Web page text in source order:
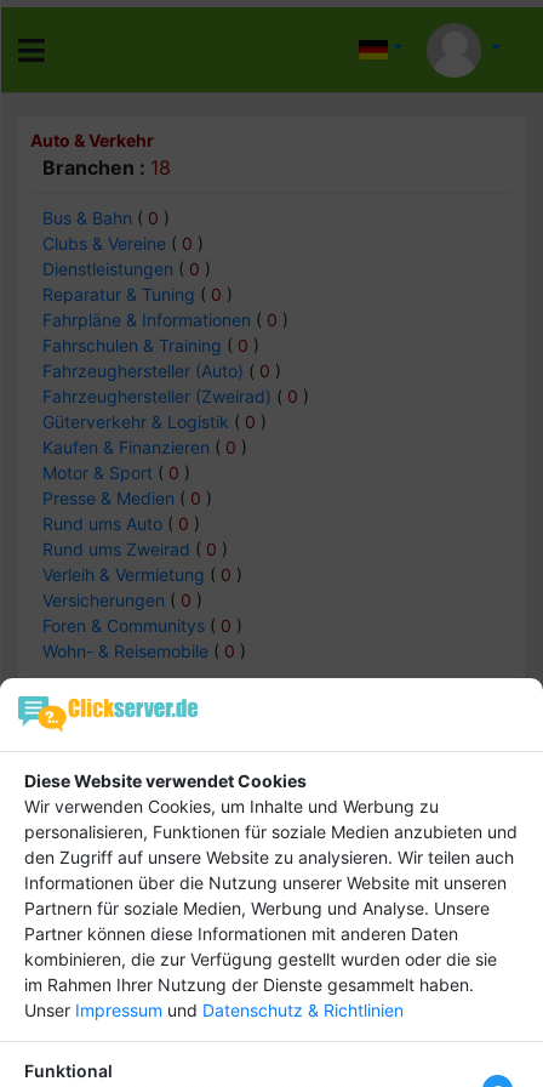
Auto & Verkehr
Branchen : 18
Bus & Bahn ( 0 )
Clubs & Vereine ( 0 )
Dienstleistungen ( 0 )
Reparatur & Tuning ( 0 )
Fahrpläne & Informationen ( 0 )
Fahrschulen & Training ( 0 )
Fahrzeughersteller (Auto) ( 0 )
Fahrzeughersteller (Zweirad) ( 0 )
Güterverkehr & Logistik ( 0 )
Kaufen & Finanzieren ( 0 )
Motor & Sport ( 0 )
Presse & Medien ( 0 )
Rund ums Auto ( 0 )
Rund ums Zweirad ( 0 )
Verleih & Vermietung ( 0 )
Versicherungen ( 0 )
Foren & Communitys ( 0 )
Wohn- & Reisemobile ( 0 )
Auto & Verkehr -> Versicherungen
Einträge :0
keine Daten
Tipp
Hebe dich ab von
anderen ab und bringe
Diese Website verwendet Cookies
Wir verwenden Cookies, um Inhalte und Werbung zu
personalisieren, Funktionen für soziale Medien anzubieten und
den Zugriff auf unsere Website zu analysieren. Wir teilen auch
Informationen über die Nutzung unserer Website mit unseren
Partnern für soziale Medien, Werbung und Analyse. Unsere
Partner können diese Informationen mit anderen Daten
kombinieren, die zur Verfügung gestellt wurden oder die sie
im Rahmen Ihrer Nutzung der Dienste gesammelt haben.
Unser Impressum und Datenschutz & Richtlinien
Funktional